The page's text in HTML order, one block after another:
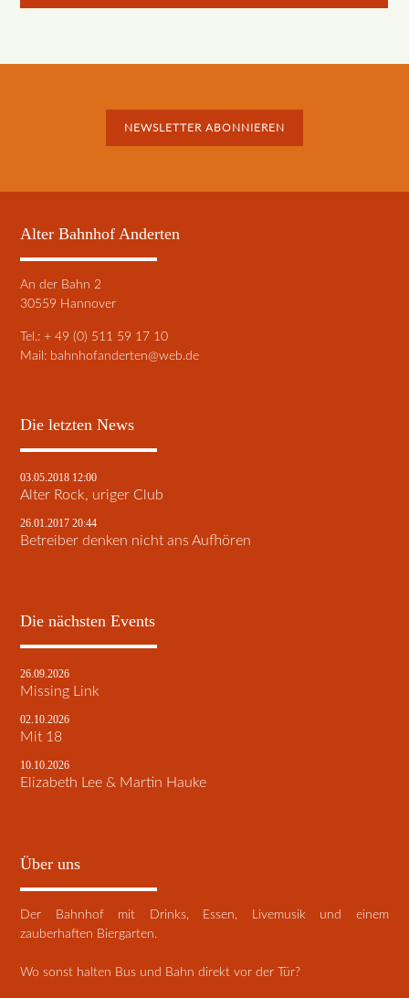
NEWSLETTER ABONNIEREN
Alter Bahnhof Anderten
An der Bahn 2
30559 Hannover
Tel.: + 49 (0) 511 59 17 10
Mail: bahnhofanderten@web.de
Die letzten News
03.05.2018 12:00
Alter Rock, uriger Club
26.01.2017 20:44
Betreiber denken nicht ans Aufhören
Die nächsten Events
26.09.2026
Missing Link
02.10.2026
Mit 18
10.10.2026
Elizabeth Lee & Martin Hauke
Über uns
Der Bahnhof mit Drinks, Essen, Livemusik und einem
zauberhaften Biergarten.
Wo sonst halten Bus und Bahn direkt vor der Tür?